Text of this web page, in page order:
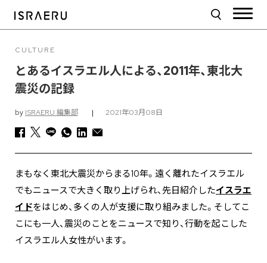
CULTURE
とあるイスラエル人による、2011年、東北大
震災の記録
by ISRAERU 編集部 | 2021年03月08日
まもなく東北大震災からまる10年。遠く離れたイスラエル
でもニュースで大きく取り上げられ、先日紹介したイスラエ
イドをはじめ、多くの人が支援に取り組みました。そしてこ
こにも一人、震災のことをニュースで知り、行動を起こした
イスラエル人女性がいます。